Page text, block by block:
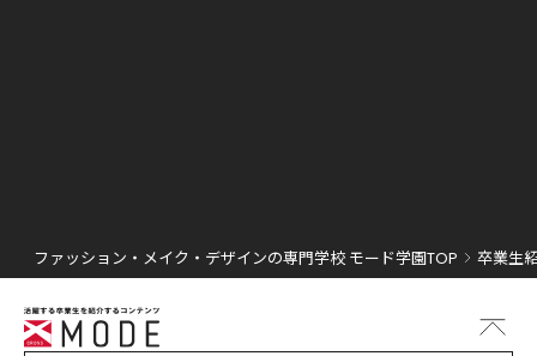
ファッション・メイク・デザインの専門学校 モード学園TOP 卒業生